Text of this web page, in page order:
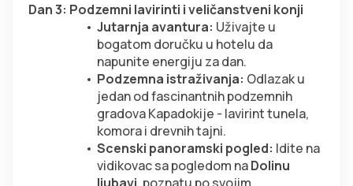
Dan 3: Podzemni lavirinti i veličanstveni konji
Jutarnja avantura: Uživajte u
bogatom doručku u hotelu da
napunite energiju za dan.
Podzemna istraživanja: Odlazak u
jedan od fascinantnih podzemnih
gradova Kapadokije - lavirint tunela,
komora i drevnih tajni.
Scenski panoramski pogled: Idite na
vidikovac sa pogledom na Dolinu